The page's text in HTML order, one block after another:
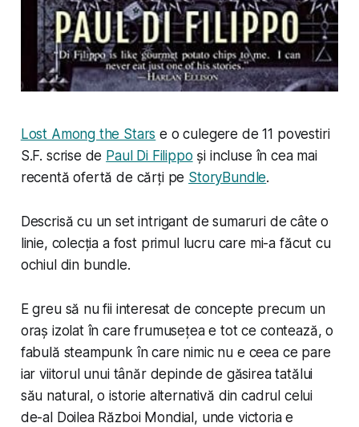
Lost Among the Stars e o culegere de 11 povestiri
S.F. scrise de Paul Di Filippo și incluse în cea mai
recentă ofertă de cărți pe StoryBundle.
Descrisă cu un set intrigant de sumaruri de câte o
linie, colecția a fost primul lucru care mi-a făcut cu
ochiul din bundle.
E greu să nu fii interesat de concepte precum un
oraș izolat în care frumusețea e tot ce contează, o
fabulă steampunk în care nimic nu e ceea ce pare
iar viitorul unui tânăr depinde de găsirea tatălui
său natural, o istorie alternativă din cadrul celui
de-al Doilea Război Mondial, unde victoria e